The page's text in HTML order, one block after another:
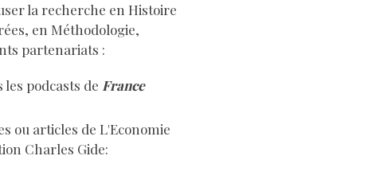
la recherche en Histoire
en Méthodologie,
partenariats :
podcasts de France
ou articles de L'Economie
Charles Gide: